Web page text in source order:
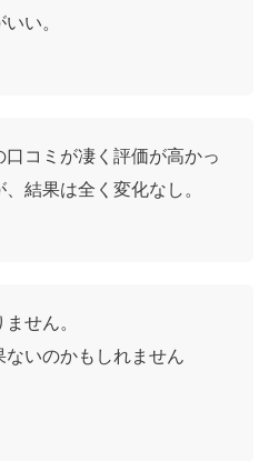
い。
コミが凄く評価が高かっ
結果は全く変化なし。
せん。
いのかもしれません